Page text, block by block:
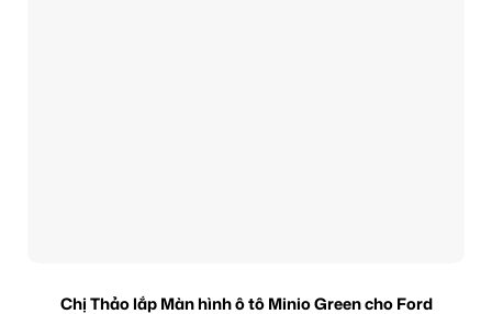
Chị Thảo lắp Màn hình ô tô Minio Green cho Ford